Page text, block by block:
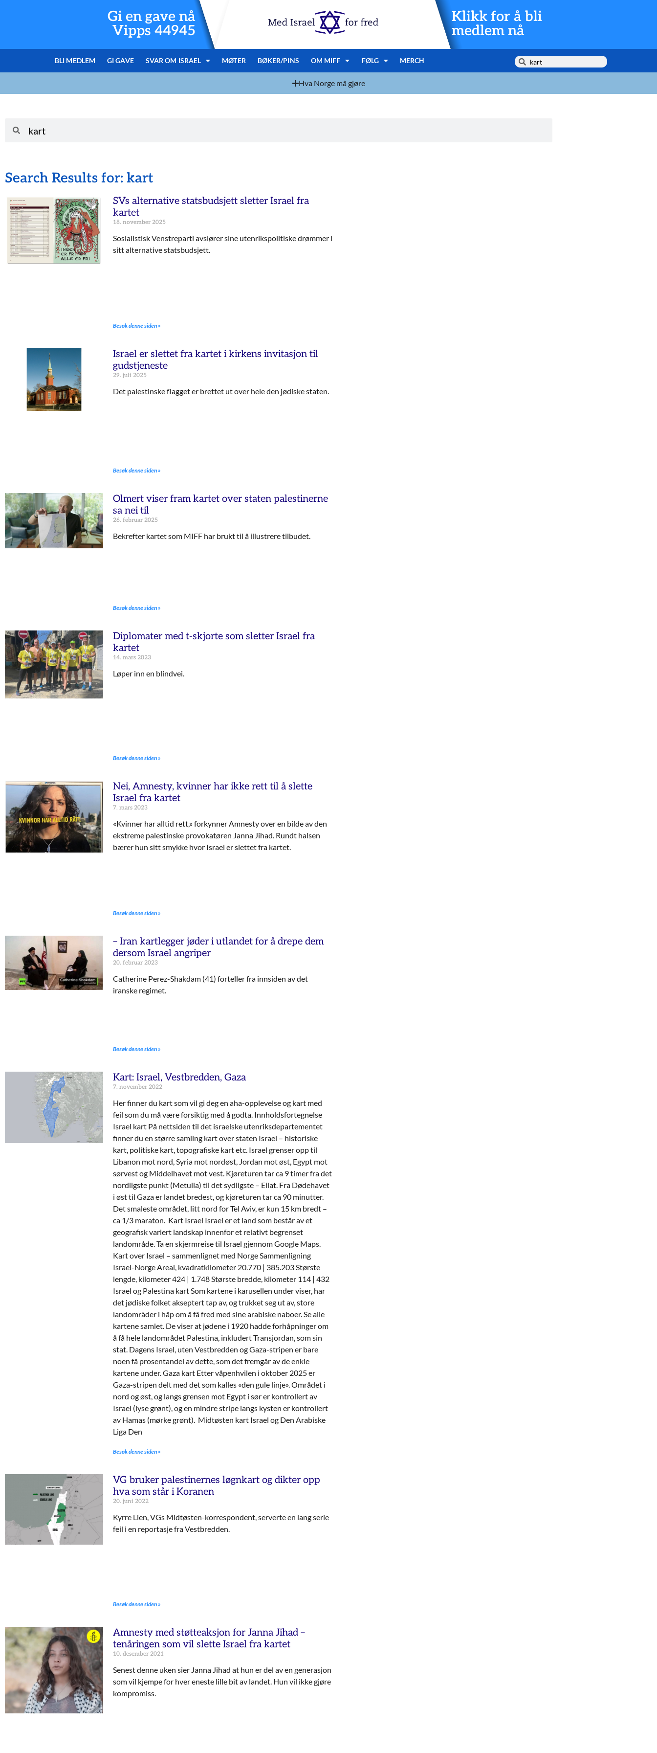
Gi en gave nå
Vipps 44945
Klikk for å bli
medlem nå
BLI MEDLEM GI GAVE SVAR OM ISRAEL MØTER BØKER/PINS OM MIFF FØLG MERCH
Hva Norge må gjøre
Search Results for: kart
SVs alternative statsbudsjett sletter Israel fra
kartet
18. november 2025
Sosialistisk Venstreparti avslører sine utenrikspolitiske drømmer i
sitt alternative statsbudsjett.
Besøk denne siden »
Israel er slettet fra kartet i kirkens invitasjon til
gudstjeneste
29. juli 2025
Det palestinske flagget er brettet ut over hele den jødiske staten.
Besøk denne siden »
Olmert viser fram kartet over staten palestinerne
sa nei til
26. februar 2025
Bekrefter kartet som MIFF har brukt til å illustrere tilbudet.
Besøk denne siden »
Diplomater med t-skjorte som sletter Israel fra
kartet
14. mars 2023
Løper inn en blindvei.
Besøk denne siden »
Nei, Amnesty, kvinner har ikke rett til å slette
Israel fra kartet
7. mars 2023
«Kvinner har alltid rett,» forkynner Amnesty over en bilde av den
ekstreme palestinske provokatøren Janna Jihad. Rundt halsen
bærer hun sitt smykke hvor Israel er slettet fra kartet.
Besøk denne siden »
– Iran kartlegger jøder i utlandet for å drepe dem
dersom Israel angriper
20. februar 2023
Catherine Perez-Shakdam (41) forteller fra innsiden av det
iranske regimet.
Besøk denne siden »
Kart: Israel, Vestbredden, Gaza
7. november 2022
Her finner du kart som vil gi deg en aha-opplevelse og kart med
feil som du må være forsiktig med å godta. Innholdsfortegnelse
Israel kart På nettsiden til det israelske utenriksdepartementet
finner du en større samling kart over staten Israel – historiske
kart, politiske kart, topografiske kart etc. Israel grenser opp til
Libanon mot nord, Syria mot nordøst, Jordan mot øst, Egypt mot
sørvest og Middelhavet mot vest. Kjøreturen tar ca 9 timer fra det
nordligste punkt (Metulla) til det sydligste – Eilat. Fra Dødehavet
i øst til Gaza er landet bredest, og kjøreturen tar ca 90 minutter.
Det smaleste området, litt nord for Tel Aviv, er kun 15 km bredt –
ca 1/3 maraton. Kart Israel Israel er et land som består av et
geografisk variert landskap innenfor et relativt begrenset
landområde. Ta en skjermreise til Israel gjennom Google Maps.
Kart over Israel – sammenlignet med Norge Sammenligning
Israel-Norge Areal, kvadratkilometer 20.770 | 385.203 Største
lengde, kilometer 424 | 1.748 Største bredde, kilometer 114 | 432
Israel og Palestina kart Som kartene i karusellen under viser, har
det jødiske folket akseptert tap av, og trukket seg ut av, store
landområder i håp om å få fred med sine arabiske naboer. Se alle
kartene samlet. De viser at jødene i 1920 hadde forhåpninger om
å få hele landområdet Palestina, inkludert Transjordan, som sin
stat. Dagens Israel, uten Vestbredden og Gaza-stripen er bare
noen få prosentandel av dette, som det fremgår av de enkle
kartene under. Gaza kart Etter våpenhvilen i oktober 2025 er
Gaza-stripen delt med det som kalles «den gule linje». Området i
nord og øst, og langs grensen mot Egypt i sør er kontrollert av
Israel (lyse grønt), og en mindre stripe langs kysten er kontrollert
av Hamas (mørke grønt). Midtøsten kart Israel og Den Arabiske
Liga Den
Besøk denne siden »
VG bruker palestinernes løgnkart og dikter opp
hva som står i Koranen
20. juni 2022
Kyrre Lien, VGs Midtøsten-korrespondent, serverte en lang serie
feil i en reportasje fra Vestbredden.
Besøk denne siden »
Amnesty med støtteaksjon for Janna Jihad –
tenåringen som vil slette Israel fra kartet
10. desember 2021
Senest denne uken sier Janna Jihad at hun er del av en generasjon
som vil kjempe for hver eneste lille bit av landet. Hun vil ikke gjøre
kompromiss.